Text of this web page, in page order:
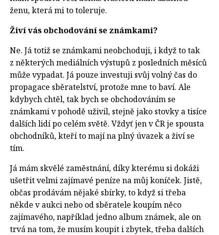
ženu, která mi to toleruje.
Živí vás obchodování se známkami?
Ne. Já totiž se známkami neobchoduji, i když to tak
z některých mediálních výstupů z posledních měsíců
může vypadat. Já pouze investuji svůj volný čas do
propagace sběratelství, protože mne to baví. Ale
kdybych chtěl, tak bych se obchodováním se
známkami v pohodě uživil, stejně jako stovky a tisíce
dalších lidí po celém světě. Vždyť jen v ČR je spousta
obchodníků, kteří to mají na plný úvazek a živí se
tím.
Já mám skvělé zaměstnání, díky kterému si dokáži
ušetřit velmi zajímavé peníze na můj koníček. Jistě,
občas prodávám nějaké sbírky, to když si třeba
někde v aukci nebo od sběratele koupím něco
zajímavého, například jedno album známek, ale on
trvá na tom, že musím koupit i zbytek, třeba dalších